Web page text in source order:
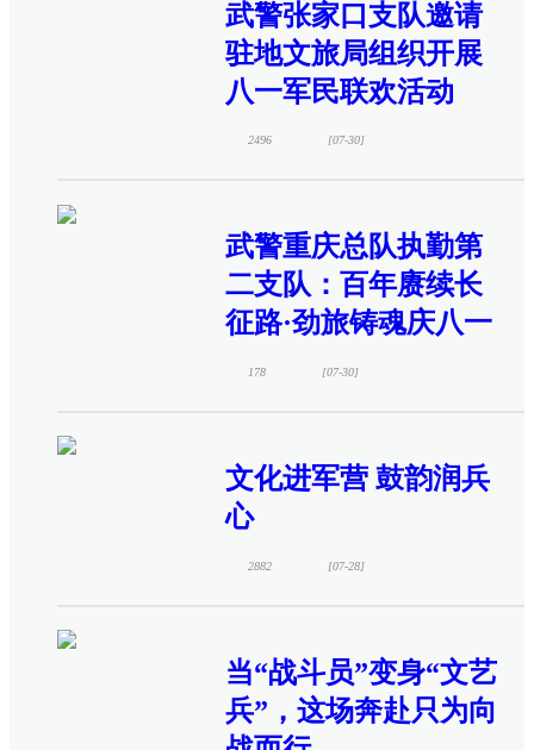
武警张家口支队邀请
驻地文旅局组织开展
八一军民联欢活动
2496 [07-30]
武警重庆总队执勤第
二支队：百年赓续长
征路·劲旅铸魂庆八一
178 [07-30]
文化进军营 鼓韵润兵
心
2882 [07-28]
当“战斗员”变身“文艺
兵”，这场奔赴只为向